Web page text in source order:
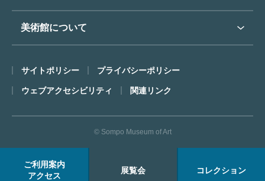
ご利用案内
アクセス
展覧会 コレクション
ミュージアムショップ
カフェ
プレスリリーストップ
美術館について
ごあいさつ
コンセプト
沿革
FACEアーカイブス
サイトポリシー プライバシーポリシー
ウェブアクセシビリティ 関連リンク
© Sompo Museum of Art